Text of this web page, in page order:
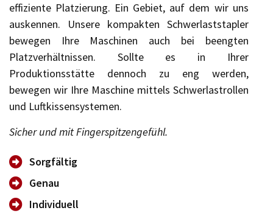
effiziente Platzierung. Ein Gebiet, auf dem wir uns
auskennen. Unsere kompakten Schwerlaststapler
bewegen Ihre Maschinen auch bei beengten
Platzverhältnissen. Sollte es in Ihrer
Produktionsstätte dennoch zu eng werden,
bewegen wir Ihre Maschine mittels Schwerlastrollen
und Luftkissensystemen.
Sicher und mit Fingerspitzengefühl.
Sorgfältig
Genau
Individuell